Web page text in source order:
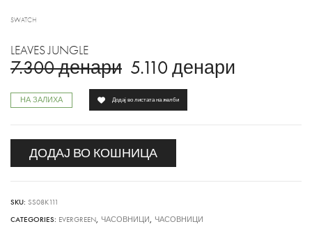
SWATCH
LEAVES JUNGLE
7.300денари 5.110 денари
НА ЗАЛИХА
ДОДАЈ ВО КОШНИЦА
Додај во листата на желби
SKU: SS08K111
CATEGORIES: EVERGREEN, ЧАСОВНИЦИ, ЧАСОВНИЦИ